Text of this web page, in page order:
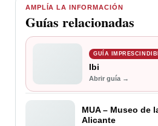
AMPLÍA LA INFORMACIÓN
Guías relacionadas
GUÍA
Ibi
Abrir guía →
MUA – Museo de
Alicante